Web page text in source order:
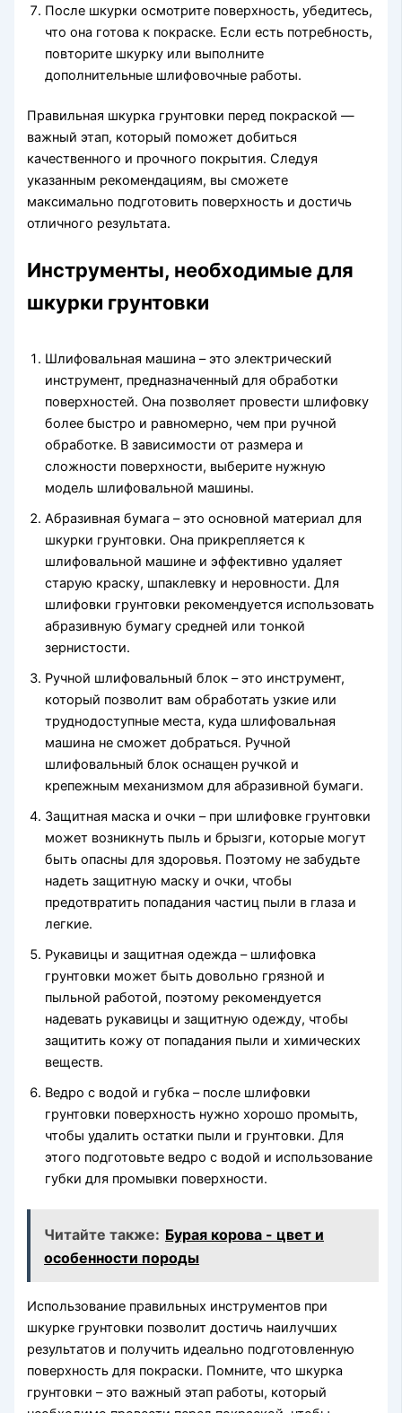
После шкурки осмотрите поверхность, убедитесь,
что она готова к покраске. Если есть потребность,
повторите шкурку или выполните
дополнительные шлифовочные работы.
Правильная шкурка грунтовки перед покраской —
важный этап, который поможет добиться
качественного и прочного покрытия. Следуя
указанным рекомендациям, вы сможете
максимально подготовить поверхность и достичь
отличного результата.
Инструменты, необходимые для
шкурки грунтовки
Шлифовальная машина – это электрический
инструмент, предназначенный для обработки
поверхностей. Она позволяет провести шлифовку
более быстро и равномерно, чем при ручной
обработке. В зависимости от размера и
сложности поверхности, выберите нужную
модель шлифовальной машины.
Абразивная бумага – это основной материал для
шкурки грунтовки. Она прикрепляется к
шлифовальной машине и эффективно удаляет
старую краску, шпаклевку и неровности. Для
шлифовки грунтовки рекомендуется использовать
абразивную бумагу средней или тонкой
зернистости.
Ручной шлифовальный блок – это инструмент,
который позволит вам обработать узкие или
труднодоступные места, куда шлифовальная
машина не сможет добраться. Ручной
шлифовальный блок оснащен ручкой и
крепежным механизмом для абразивной бумаги.
Защитная маска и очки – при шлифовке грунтовки
может возникнуть пыль и брызги, которые могут
быть опасны для здоровья. Поэтому не забудьте
надеть защитную маску и очки, чтобы
предотвратить попадания частиц пыли в глаза и
легкие.
Рукавицы и защитная одежда – шлифовка
грунтовки может быть довольно грязной и
пыльной работой, поэтому рекомендуется
надевать рукавицы и защитную одежду, чтобы
защитить кожу от попадания пыли и химических
веществ.
Ведро с водой и губка – после шлифовки
грунтовки поверхность нужно хорошо промыть,
чтобы удалить остатки пыли и грунтовки. Для
этого подготовьте ведро с водой и использование
губки для промывки поверхности.
Читайте также: Бурая корова - цвет и
особенности породы
Использование правильных инструментов при
шкурке грунтовки позволит достичь наилучших
результатов и получить идеально подготовленную
поверхность для покраски. Помните, что шкурка
грунтовки – это важный этап работы, который